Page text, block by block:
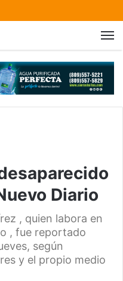
Diario
, quien labora en
, fue reportado
según
y el propio medio